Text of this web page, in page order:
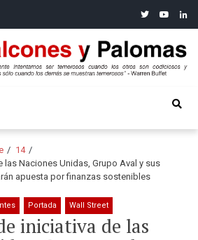
twitteryoutube
y Palomas
14
las Naciones Unidas, Grupo Aval y sus
apuesta por finanzas sostenibles
Portada Wall Street
iniciativa de las